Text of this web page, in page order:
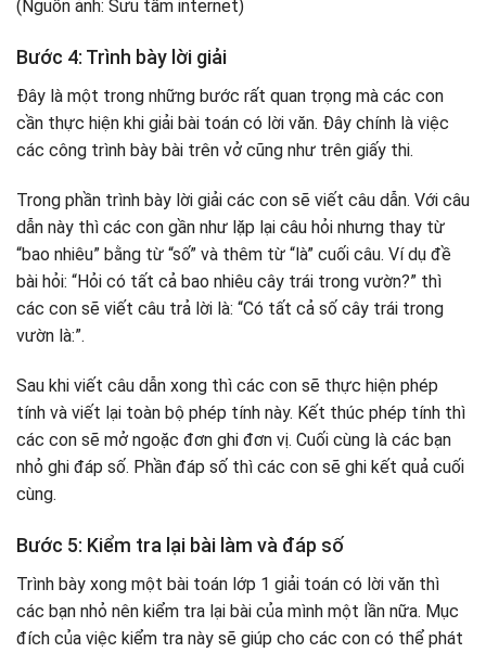
Bước 4: Trình bày lời giải
Đây là một trong những bước rất quan trọng mà các con
cần thực hiện khi giải bài toán có lời văn. Đây chính là việc
các công trình bày bài trên vở cũng như trên giấy thi.
Trong phần trình bày lời giải các con sẽ viết câu dẫn. Với câu
dẫn này thì các con gần như lặp lại câu hỏi nhưng thay từ
“bao nhiêu” bằng từ “số” và thêm từ “là” cuối câu. Ví dụ đề
bài hỏi: “Hỏi có tất cả bao nhiêu cây trái trong vườn?” thì
các con sẽ viết câu trả lời là: “Có tất cả số cây trái trong
vườn là:”.
Sau khi viết câu dẫn xong thì các con sẽ thực hiện phép
tính và viết lại toàn bộ phép tính này. Kết thúc phép tính thì
các con sẽ mở ngoặc đơn ghi đơn vị. Cuối cùng là các bạn
nhỏ ghi đáp số. Phần đáp số thì các con sẽ ghi kết quả cuối
cùng.
Bước 5: Kiểm tra lại bài làm và đáp số
Trình bày xong một bài toán lớp 1 giải toán có lời văn thì
các bạn nhỏ nên kiểm tra lại bài của mình một lần nữa. Mục
đích của việc kiểm tra này sẽ giúp cho các con có thể phát